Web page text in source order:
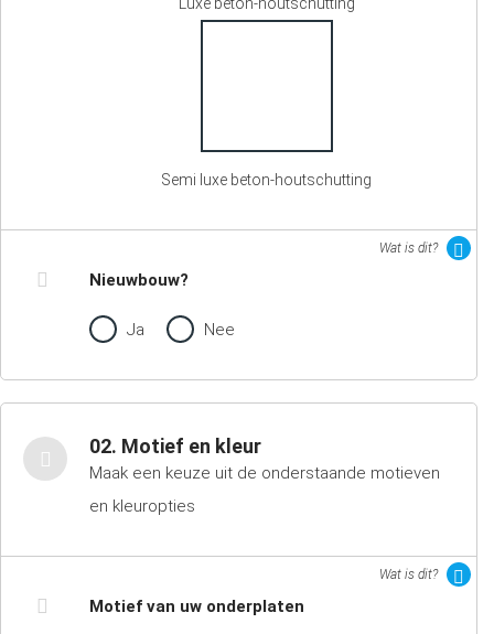
Semi luxe beton-houtschutting
Wat is dit?
Nieuwbouw?
Ja Nee
02. Motief en kleur
Maak een keuze uit de onderstaande motieven
en kleuropties
Wat is dit?
Motief van uw onderplaten